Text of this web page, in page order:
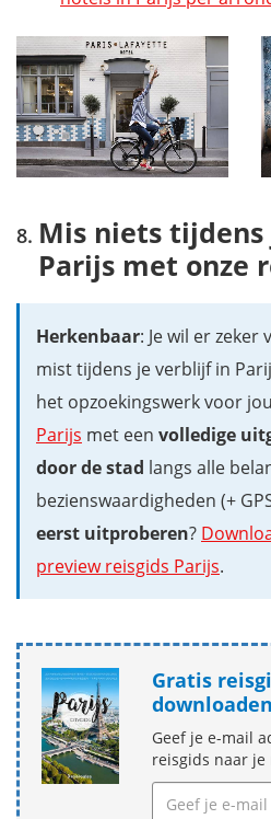
Mis niets
Parijs met onze
Herkenbaar: Je wil er zeker
mist tijdens je verblijf in
het opzoekingswerk voor
Parijs met een volledige
door de stad langs alle
bezienswaardigheden (+
eerst uitproberen?
preview reisgids Parijs.
Gratis
downloaden
Geef je e-mail
reisgids naar je